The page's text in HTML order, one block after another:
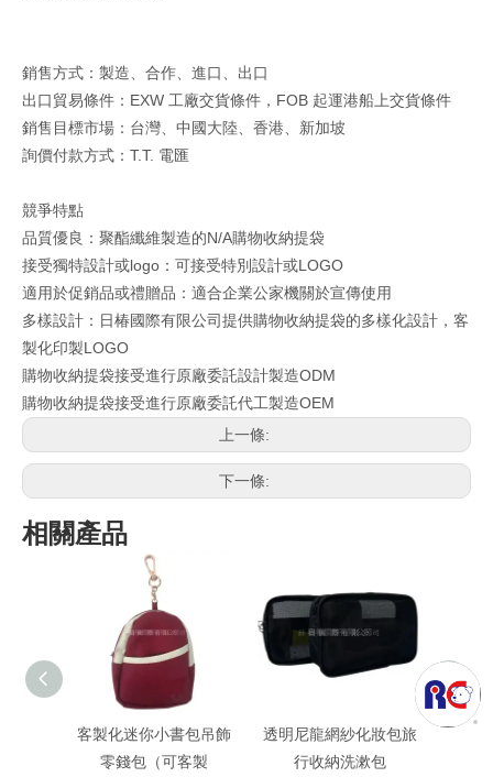
銷售方式：製造、合作、進口、出口
出口貿易條件：EXW 工廠交貨條件，FOB 起運港船上交貨條件
銷售目標市場：台灣、中國大陸、香港、新加坡
詢價付款方式：T.T. 電匯
競爭特點
品質優良：聚酯纖維製造的N/A購物收納提袋
接受獨特設計或logo：可接受特別設計或LOGO
適用於促銷品或禮贈品：適合企業公家機關於宣傳使用
多樣設計：日椿國際有限公司提供購物收納提袋的多樣化設計，客
製化印製LOGO
購物收納提袋接受進行原廠委託設計製造ODM
購物收納提袋接受進行原廠委託代工製造OEM
上一條:
下一條:
相關產品
客製化迷你小書包吊飾
零錢包（可客製
透明尼龍網紗化妝包旅
行收納洗漱包